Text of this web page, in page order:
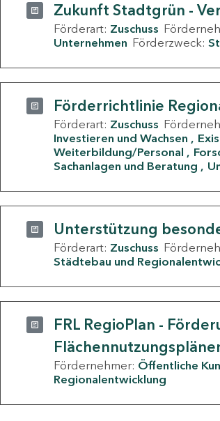
Zukunft Stadtgrün -
Förderart: Zuschuss
Unternehmen Förderzweck:
Förderrichtlinie
Förderart: Zuschuss
Investieren und Wachsen
Weiterbildung/Personal
Sachanlagen und Beratung
Unterstützung
Förderart: Zuschuss
Städtebau und
FRL RegioPlan -
Fördernehmer: Öffentliche
Regionalentwicklung